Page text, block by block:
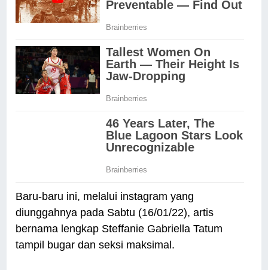
Baru-baru ini, melalui instagram yang
diunggahnya pada Sabtu (16/01/22), artis
bernama lengkap Steffanie Gabriella Tatum
tampil bugar dan seksi maksimal.